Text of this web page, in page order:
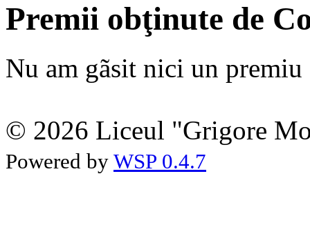
Premii obţinute de
Nu am gãsit nici un premiu
© 2026 Liceul "Grigore
Powered by WSP 0.4.7